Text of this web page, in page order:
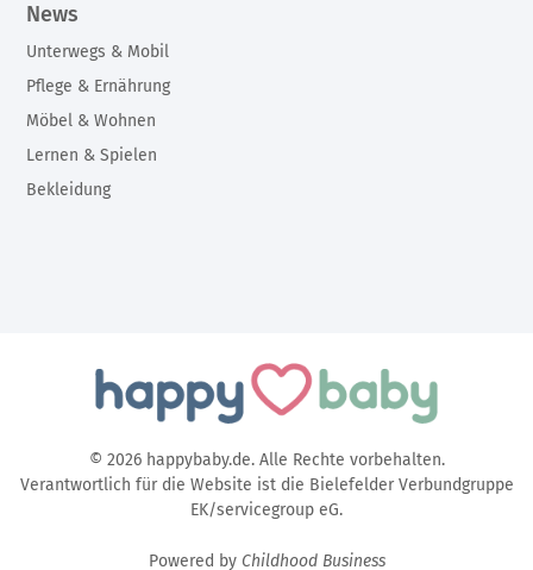
News
Unterwegs & Mobil
Pflege & Ernährung
Möbel & Wohnen
Lernen & Spielen
Bekleidung
© 2026 happybaby.de. Alle Rechte vorbehalten.
Verantwortlich für die Website ist die Bielefelder Verbundgruppe
EK/servicegroup eG.
Powered by Childhood Business